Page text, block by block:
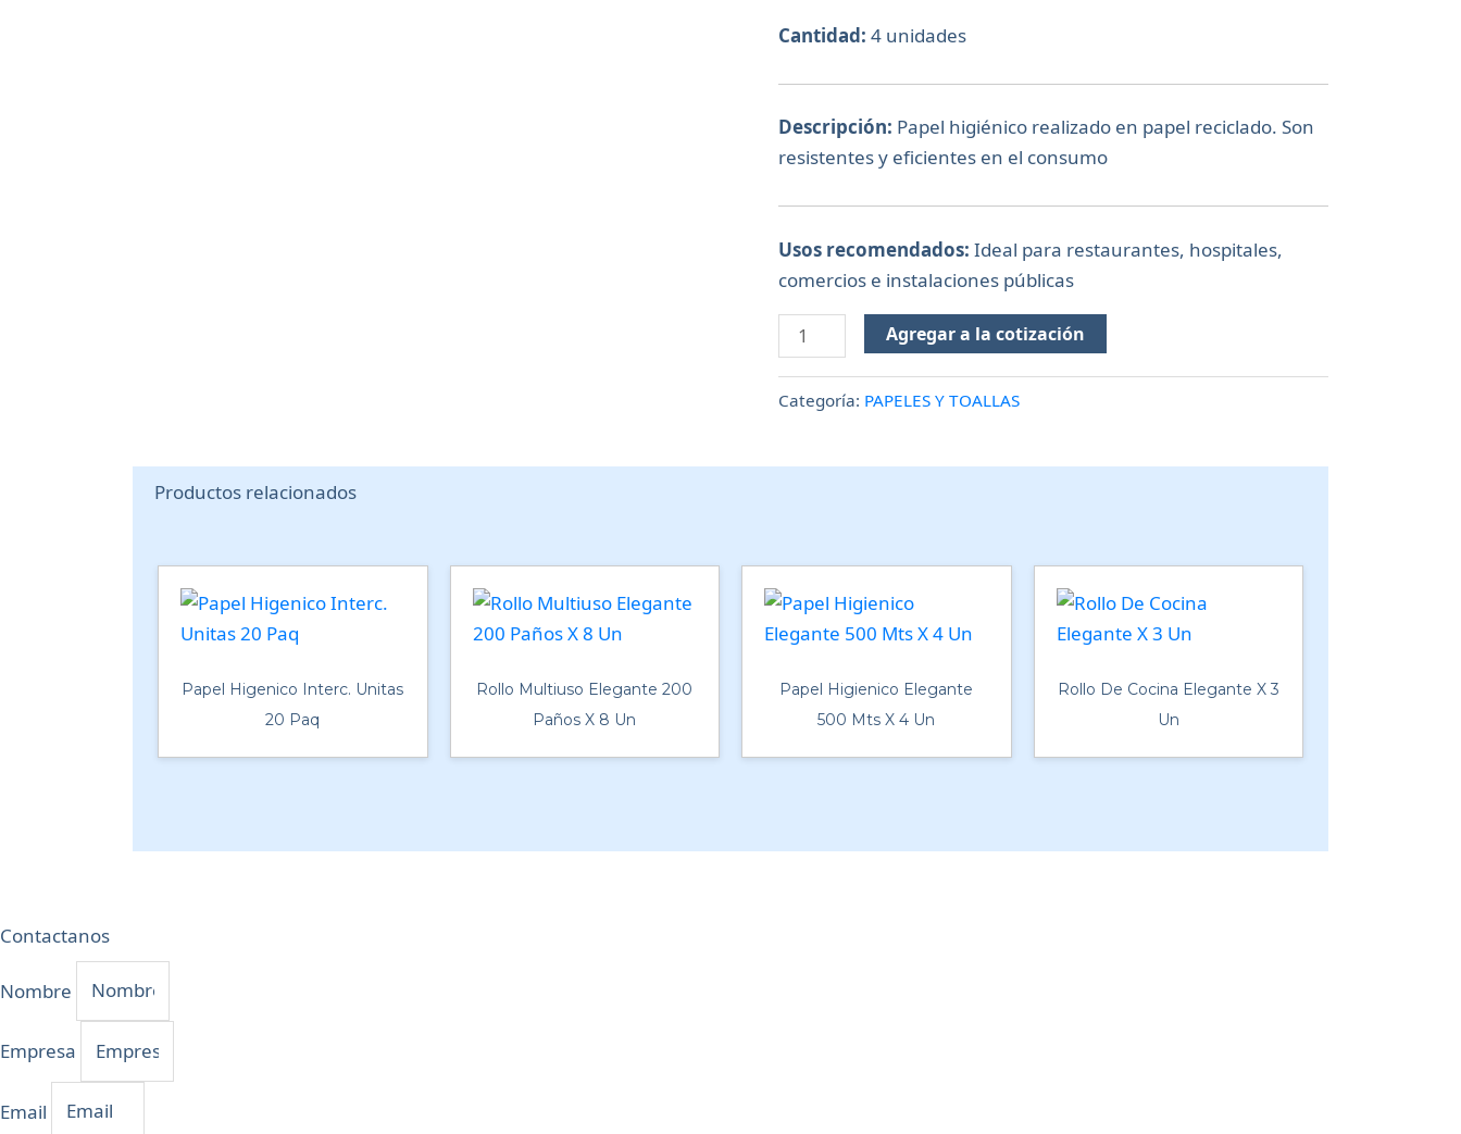
Cantidad: 4 unidades
Descripción: Papel higiénico realizado en papel reciclado. Son
resistentes y eficientes en el consumo
Usos recomendados: Ideal para restaurantes, hospitales,
comercios e instalaciones públicas
Agregar a la cotización
Categoría: PAPELES Y TOALLAS
Productos relacionados
Papel Higenico Interc. Unitas
20 Paq
Rollo Multiuso Elegante 200
Paños X 8 Un
Papel Higienico Elegante
500 Mts X 4 Un
Rollo De Cocina Elegante X 3
Un
Contactanos
Nombre
Empresa
Email